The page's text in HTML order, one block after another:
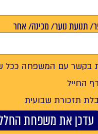
תנועת נוער/ מכינה/ אחר
בקשר עם המשפחה ככל
החייל
תזכורת שבועית
עדכן את משפחת